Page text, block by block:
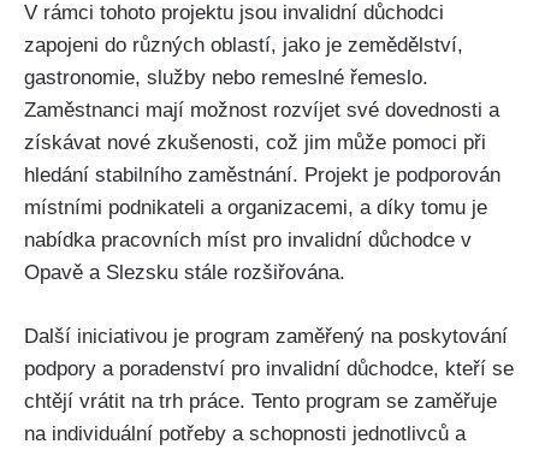
V rámci tohoto projektu jsou invalidní důchodci
zapojeni do různých oblastí, jako je zemědělství,
gastronomie, služby nebo remeslné řemeslo.
Zaměstnanci mají možnost rozvíjet své dovednosti a
získávat nové zkušenosti, což jim může pomoci při
hledání stabilního zaměstnání. Projekt je podporován
místními podnikateli a organizacemi, a díky tomu je
nabídka pracovních míst pro invalidní důchodce v
Opavě a Slezsku stále rozšiřována.
Další iniciativou je program zaměřený na poskytování
podpory a poradenství pro invalidní důchodce, kteří se
chtějí vrátit na trh práce. Tento program se zaměřuje
na individuální potřeby a schopnosti jednotlivců a